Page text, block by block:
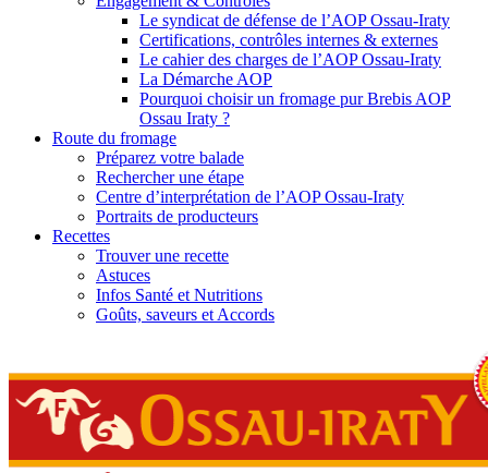
Le syndicat de défense de l’AOP Ossau-Iraty
Certifications, contrôles internes & externes
Le cahier des charges de l’AOP Ossau-Iraty
La Démarche AOP
Pourquoi choisir un fromage pur Brebis AOP
Ossau Iraty ?
Route du fromage
Préparez votre balade
Rechercher une étape
Centre d’interprétation de l’AOP Ossau-Iraty
Portraits de producteurs
Recettes
Trouver une recette
Astuces
Infos Santé et Nutritions
Goûts, saveurs et Accords